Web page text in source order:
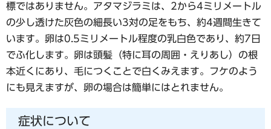
標ではありません。アタマジラミは、2から4ミリメートル
の少し透けた灰色の細長い3対の足をもち、約4週間生きて
います。卵は0.5ミリメートル程度の乳白色であり、約7日
でふ化します。卵は頭髪（特に耳の周囲・えりあし）の根
本近くにあり、毛につくことで白くみえます。フケのよう
にも見えますが、卵の場合は簡単にはとれません。
症状について